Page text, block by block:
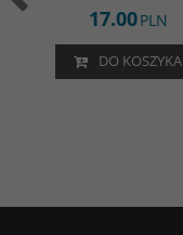
17.00PLN
DO KOSZYKA